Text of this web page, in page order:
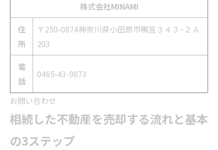
株式会社MINAMI
住
所
〒250-0874神奈川県小田原市鴨宮３４３−２ A
203
電
話
0465-43-9873
お問い合わせ
相続した不動産を売却する流れと基本
の3ステップ